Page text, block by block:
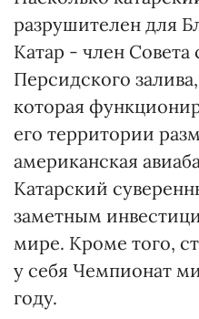
разрушителен для
Катар - член Совета
Персидского
которая
его территории
американская
Катарский
заметным
мире. Кроме того,
у себя Чемпионат
году.